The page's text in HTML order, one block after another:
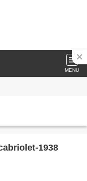
MENU
1938